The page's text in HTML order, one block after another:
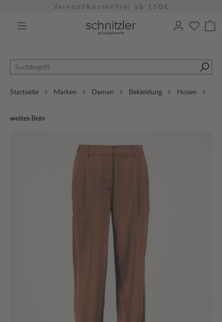
Versandkostenfrei ab 150€
Startseite Marken Damen Bekleidung Hosen
weites Bein